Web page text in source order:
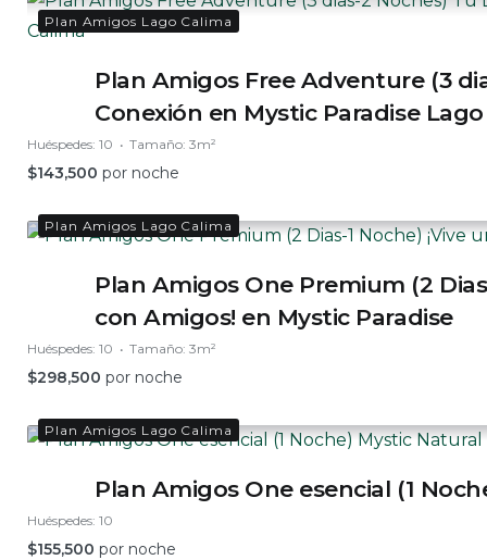
Plan Amigos Lago Calima
Plan Amigos Free Adventure (3
Conexión en Mystic Paradise
Huéspedes: 10 Tamaño: 3m²
$143,500 por noche
Plan Amigos Lago Calima
Plan Amigos One Premium (2
con Amigos! en Mystic Paradise
Huéspedes: 10 Tamaño: 3m²
$298,500 por noche
Plan Amigos Lago Calima
Plan Amigos One esencial (1
Huéspedes: 10
$155,500 por noche